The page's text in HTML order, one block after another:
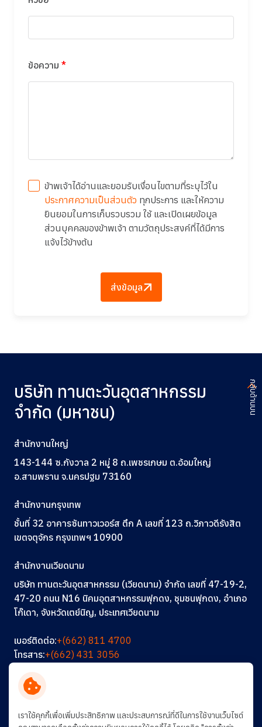
ข้อความ *
ข้าพเจ้าได้อ่านและยอมรับเงื่อนไขตามที่ระบุไว้ใน
ประกาศความเป็นส่วนตัว ทุกประการ และให้ความ
ยินยอมในการเก็บรวบรวม ใช้ และเปิดเผยข้อมูล
ส่วนบุคคลของข้าพเจ้า ตามวัตถุประสงค์ที่ได้มีการ
แจ้งไว้ข้างต้น
ส่งข้อมูล
บริษัท ทานตะวันอุตสาหกรรม
จำกัด (มหาชน)
สำนักงานใหญ่
143-144 ซ.กังวาล 2 หมู่ 8 ถ.เพชรเกษม ต.อ้อมใหญ่
อ.สามพราน จ.นครปฐม 73160
สำนักงานกรุงเทพ
ชั้นที่ 32 อาคารซันทาวเวอร์ส ตึก A เลขที่ 123 ถ.วิภาวดีรังสิต
เขตจตุจักร กรุงเทพฯ 10900
สำนักงานเวียดนาม
บริษัท ทานตะวันอุตสาหกรรม (เวียดนาม) จำกัด เลขที่ 47-19-2,
47-20 ถนน N16 นิคมอุตสาหกรรมฟุกดง, ชุมชนฟุกดง, อำเภอ
โก๊เดา, จังหวัดเตย์นิญ, ประเทศเวียดนาม
เบอร์ติดต่อ:+(662) 811 4700
โทรสาร:+(662) 431 3056
ติดต่อเรา
ร่วมงานกับเรา
การพัฒนาอย่างยั่งยืน
กลับด้านบน
เราใช้คุกกี้เพื่อเพิ่มประสิทธิภาพ และประสบการณ์ที่ดีในการใช้งานเว็บไซต์